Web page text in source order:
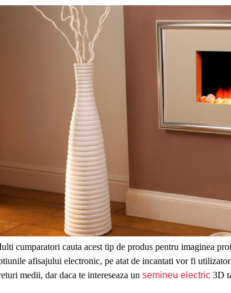
cumparatori cauta acest tip de produs pentru imaginea
afisajului electronic, pe atat de incantati vor fi
medii, dar daca te intereseaza unsemineu electric 3D